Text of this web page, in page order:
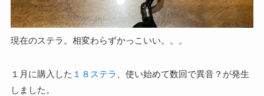
現在のステラ。相変わらずかっこいい。。。
１月に購入した １８ステラ
、使い始めて数回で異音？が発生
しました。